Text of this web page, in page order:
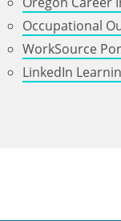
Occupational
WorkSource
LinkedIn